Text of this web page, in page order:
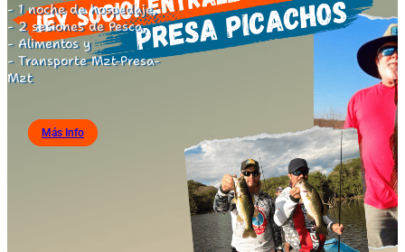
- 1 noche de hospedaje,
- 2 sesiones de Pesca,
- Alimentos y
- Transporte Mzt-Presa-
Mzt
Más Info